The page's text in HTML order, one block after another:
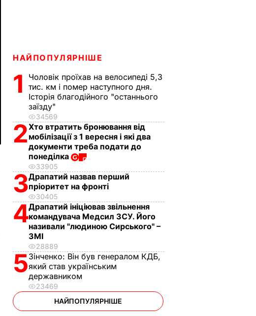
НАЙПОПУЛЯРНІШЕ
1
Чоловік проїхав на велосипеді 5,3
тис. км і помер наступного дня.
Історія благодійного "останнього
заїзду"
34569
2Хто втратить бронювання від
мобілізації з 1 вересня і які два
документи треба подати до
понеділка
33905
3Драпатий назвав перший
пріоритет на фронті
30405
4Драпатий ініціював звільнення
командувача Медсил ЗСУ. Його
називали "людиною Сирського" –
ЗМІ
28889
5Зінченко: Він був генералом КДБ,
який став українським
державником
23469
НАЙПОПУЛЯРНІШЕ